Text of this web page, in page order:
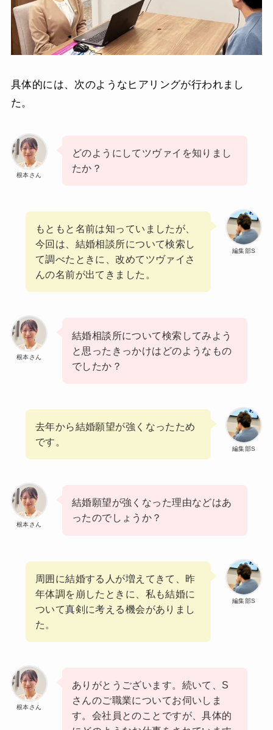
具体的には、次のようなヒアリングが行われまし
た。
根本さん
どのようにしてツヴァイを知りまし
たか？
編集部S
もともと名前は知っていましたが、
今回は、結婚相談所について検索し
て調べたときに、改めてツヴァイさ
んの名前が出てきました。
根本さん
結婚相談所について検索してみよう
と思ったきっかけはどのようなもの
でしたか？
編集部S
去年から結婚願望が強くなったため
です。
根本さん
結婚願望が強くなった理由などはあ
ったのでしょうか？
編集部S
周囲に結婚する人が増えてきて、昨
年体調を崩したときに、私も結婚に
ついて真剣に考える機会がありまし
た。
根本さん
ありがとうございます。続いて、S
さんのご職業についてお伺いしま
す。会社員とのことですが、具体的